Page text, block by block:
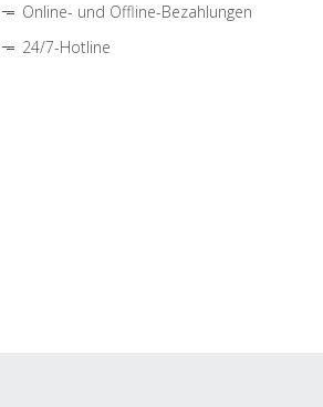
Online- und Offline-Bezahlungen
24/7-Hotline